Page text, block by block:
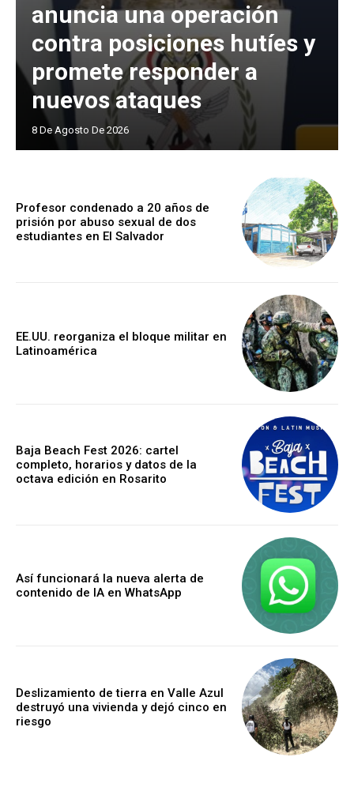
anuncia una operación
contra posiciones hutíes y
promete responder a
nuevos ataques
8 De Agosto De 2026
Profesor condenado a 20 años de
prisión por abuso sexual de dos
estudiantes en El Salvador
EE.UU. reorganiza el bloque militar en
Latinoamérica
Baja Beach Fest 2026: cartel
completo, horarios y datos de la
octava edición en Rosarito
Así funcionará la nueva alerta de
contenido de IA en WhatsApp
Deslizamiento de tierra en Valle Azul
destruyó una vivienda y dejó cinco en
riesgo